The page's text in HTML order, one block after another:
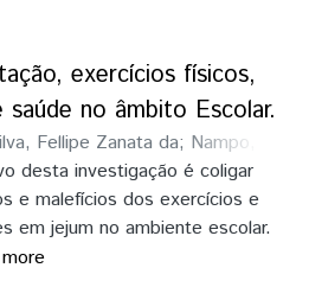
as crianças passarão boa
dia de forma cotidiana.
exercícios físicos,
saúde no âmbito Escolar.
Fellipe Zanata da; Nampo,
Kenji
desta investigação é coligar
e malefícios dos exercícios e
em jejum no ambiente escolar.